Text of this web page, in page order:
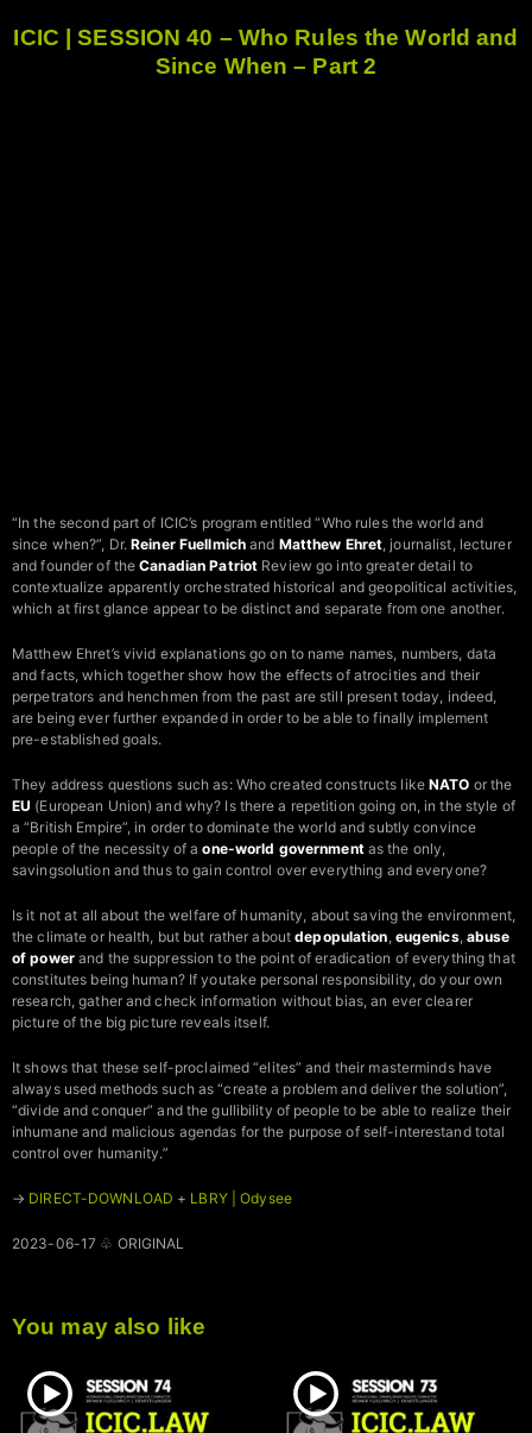
ICIC | SESSION 40 – Who Rules the World and
Since When – Part 2
“In the second part of ICIC’s program entitled “Who rules the world and
since when?”, Dr.Reiner Fuellmichand Matthew Ehret, journalist, lecturer
and founder of theCanadian Patriot Review go into greater detail to
contextualize apparently orchestrated historical and geopolitical activities,
which at first glance appear to be distinct and separate from one another.
Matthew Ehret’s vivid explanations go on to name names, numbers, data
and facts, which together show how the effects of atrocities and their
perpetrators and henchmen from the past are still present today, indeed,
are being ever further expanded in order to be able to finally implement
pre-established goals.
They address questions such as: Who created constructs likeNATO or the
EU (European Union) and why? Is there a repetition going on, in the style of
a “British Empire”, in order to dominate the world and subtly convince
people of the necessity of aone-world governmentas the only,
savingsolution and thus to gain control over everything and everyone?
Is it not at all about the welfare of humanity, about saving the environment,
the climate or health, but but rather aboutdepopulation, eugenics, abuse
of powerand the suppression to the point of eradication of everything that
constitutes being human? If youtake personal responsibility, do your own
research, gather and check information without bias, an ever clearer
picture of the big picture reveals itself.
It shows that these self-proclaimed “elites” and their masterminds have
always used methods such as “create a problem and deliver the solution”,
“divide and conquer” and the gullibility of people to be able to realize their
inhumane and malicious agendas for the purpose of self-interestand total
control over humanity.”
→ DIRECT-DOWNLOAD + LBRY | Odysee
2023-06-17 ♧ ORIGINAL
You may also like